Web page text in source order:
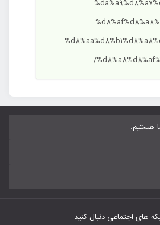
هستیم.
های اجتماعی دنبال کنید